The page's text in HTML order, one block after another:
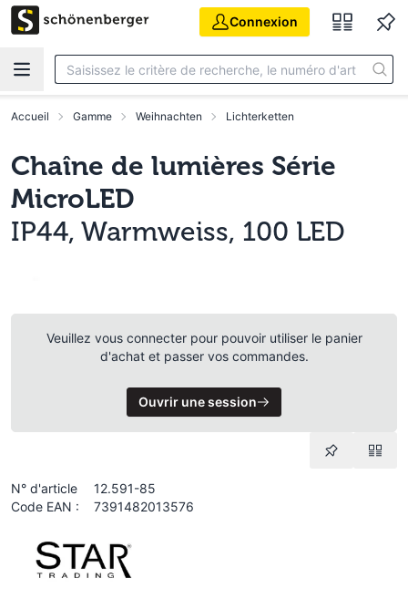
Aller au contenu principal
Connexion
Accueil Gamme Weihnachten Lichterketten
Chaîne de lumières Série
MicroLED
IP44, Warmweiss, 100 LED
Veuillez vous connecter pour pouvoir utiliser le panier
d'achat et passer vos commandes.
Ouvrir une session
N° d'article
12.591-85
Code EAN :
7391482013576